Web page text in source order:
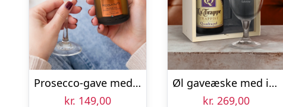
Prosecco-gave med personligt glas – Rosanti – Vino Frizzante – Mini
kr. 149,00
Øl gaveæske med indgraveret glas – La Trappe Quadrupel
kr. 269,00